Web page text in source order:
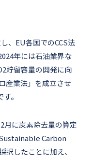
、EU各国でのCCS法
年には石油業界な
貯留容量の開発に向
産業法」を成立させ
。
月に炭素除去量の算定
Carbon
したことに加え、